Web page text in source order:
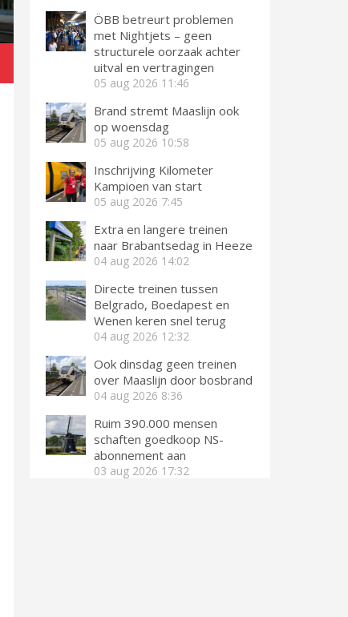
ÖBB betreurt problemen
met Nightjets – geen
structurele oorzaak achter
uitval en vertragingen
05 aug 2026 11:46
Brand stremt Maaslijn ook
op woensdag
05 aug 2026 10:58
Inschrijving Kilometer
Kampioen van start
05 aug 2026 7:45
Extra en langere treinen
naar Brabantsedag in Heeze
04 aug 2026 14:02
Directe treinen tussen
Belgrado, Boedapest en
Wenen keren snel terug
04 aug 2026 12:32
Ook dinsdag geen treinen
over Maaslijn door bosbrand
04 aug 2026 8:36
Ruim 390.000 mensen
schaften goedkoop NS-
abonnement aan
03 aug 2026 17:32